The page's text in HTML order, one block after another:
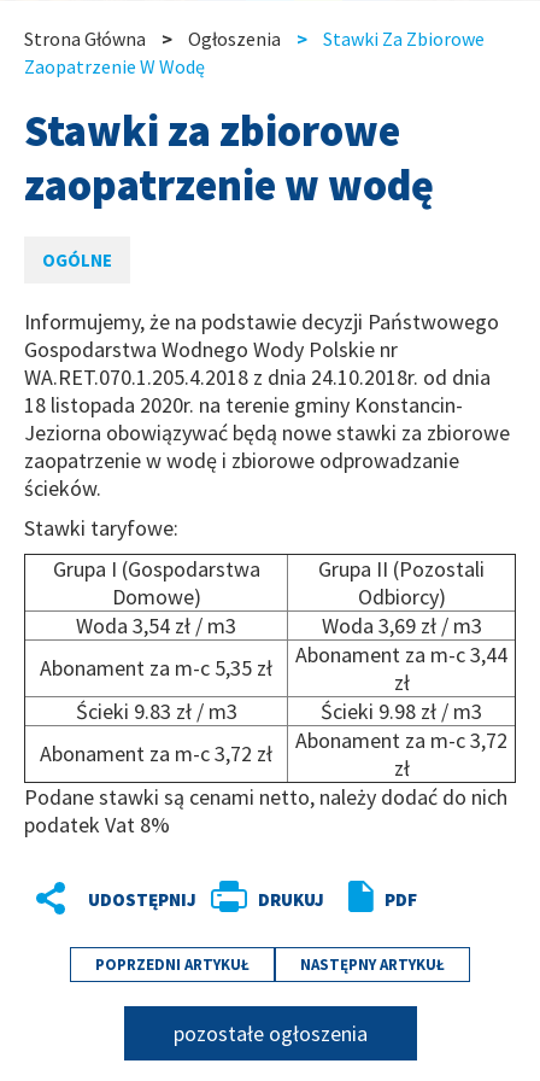
Ścieżka
nawigacyjna
Strona Główna Ogłoszenia
Stawki Za Zbiorowe
Zaopatrzenie W Wodę
Stawki za zbiorowe
zaopatrzenie w wodę
OGÓLNE
Informujemy, że na podstawie decyzji Państwowego
Gospodarstwa Wodnego Wody Polskie nr
WA.RET.070.1.205.4.2018 z dnia 24.10.2018r. od dnia
18 listopada 2020r. na terenie gminy Konstancin-
Jeziorna obowiązywać będą nowe stawki za zbiorowe
zaopatrzenie w wodę i zbiorowe odprowadzanie
ścieków.
Stawki taryfowe:
Grupa I (Gospodarstwa
Domowe)
Grupa II (Pozostali
Odbiorcy)
Woda 3,54 zł / m3
Woda 3,69 zł / m3
Abonament za m-c 5,35 zł
Abonament za m-c 3,44
zł
Ścieki 9.83 zł / m3
Ścieki 9.98 zł / m3
Abonament za m-c 3,72 zł
Abonament za m-c 3,72
zł
Podane stawki są cenami netto, należy dodać do nich
podatek Vat 8%
DRUKUJ PDF
POPRZEDNI ARTYKUŁ NASTĘPNY ARTYKUŁ
pozostałe ogłoszenia